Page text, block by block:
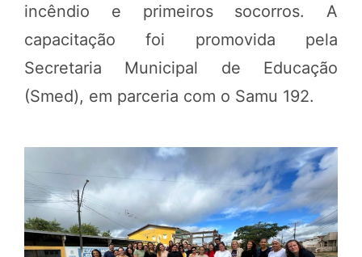
incêndio e primeiros socorros. A
capacitação foi promovida pela
Secretaria Municipal de Educação
(Smed), em parceria com o Samu 192.